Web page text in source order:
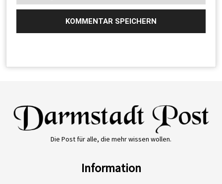
Die Post für alle, die mehr wissen wollen.
Information